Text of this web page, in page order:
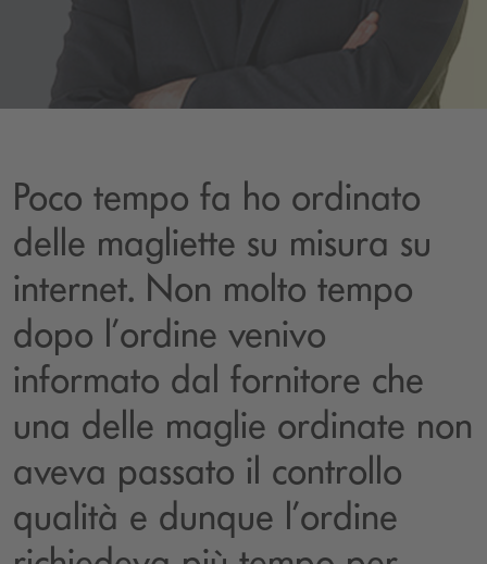
Poco tempo fa ho ordinato
delle magliette su misura su
internet. Non molto tempo
dopo l’ordine venivo
informato dal fornitore che
una delle maglie ordinate non
aveva passato il controllo
qualità e dunque l’ordine